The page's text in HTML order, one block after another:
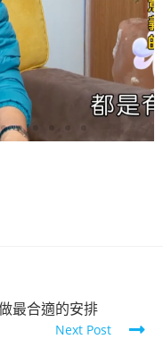
最合適的安排
Next Post